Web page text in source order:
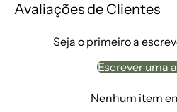
Avaliações de Clientes
Seja o primeiro a
Escrever uma
Nenhum item